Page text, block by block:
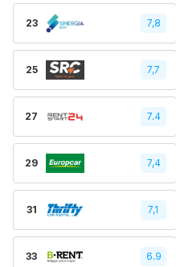
23 7,8
25 7,7
27 7.4
29 7,4
31 7,1
33 6.9